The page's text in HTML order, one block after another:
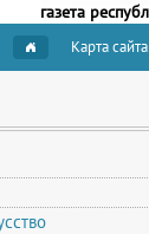
газета
Карта сайта